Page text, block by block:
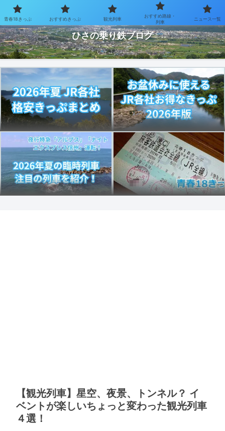
お得なきっぷで乗り鉄を楽しむブログ
ひさの乗り鉄ブログ
【観光列車】星空、夜景、トンネル？ イ
ベントが楽しいちょっと変わった観光列車
４選！
青春18きっぷ おすすめきっぷ 観光列車
おすすめ路線・
列車
ニュース一覧